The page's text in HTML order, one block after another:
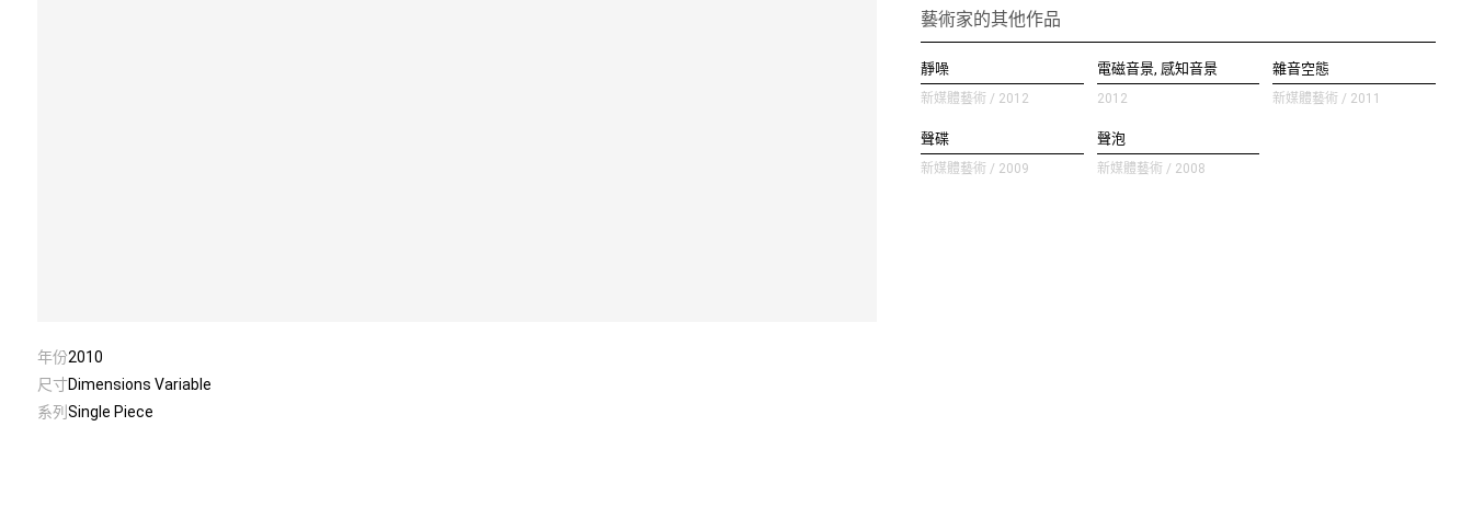
年份2010
尺寸Dimensions Variable
系列 Single Piece
藝術家的其他作品
靜噪
新媒體藝術 / 2012
電磁音景, 感知音景
2012
雜音空態
新媒體藝術 / 2011
聲碟
新媒體藝術 / 2009
聲泡
新媒體藝術 / 2008